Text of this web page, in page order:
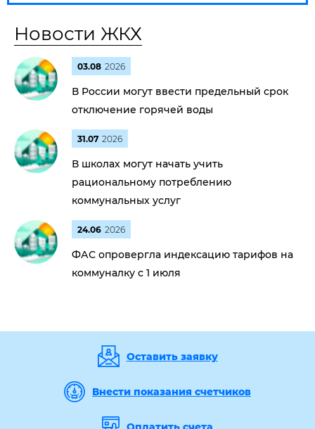
Новости ЖКХ
03.08 2026
В России могут ввести предельный срок
отключение горячей воды
31.07 2026
В школах могут начать учить
рациональному потреблению
коммунальных услуг
24.06 2026
ФАС опровергла индексацию тарифов на
коммуналку с 1 июля
Оставить заявку
Внести показания счетчиков